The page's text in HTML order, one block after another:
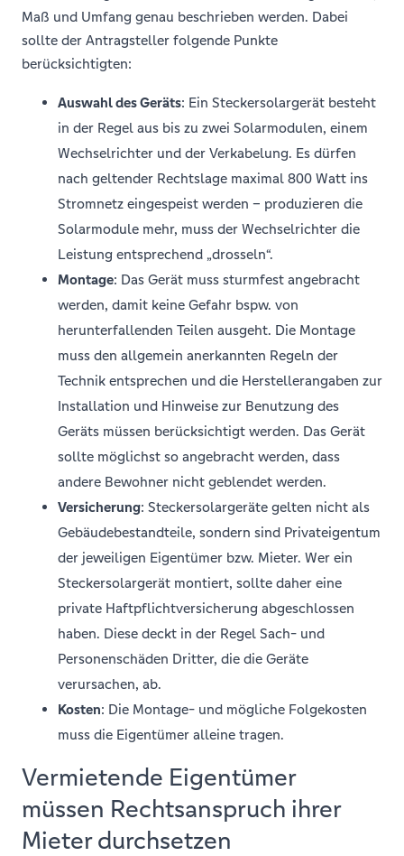
Maß und Umfang genau beschrieben werden. Dabei
sollte der Antragsteller folgende Punkte
berücksichtigten:
Auswahl des Geräts: Ein Steckersolargerät besteht
in der Regel aus bis zu zwei Solarmodulen, einem
Wechselrichter und der Verkabelung. Es dürfen
nach geltender Rechtslage maximal 800 Watt ins
Stromnetz eingespeist werden – produzieren die
Solarmodule mehr, muss der Wechselrichter die
Leistung entsprechend „drosseln“.
Montage: Das Gerät muss sturmfest angebracht
werden, damit keine Gefahr bspw. von
herunterfallenden Teilen ausgeht. Die Montage
muss den allgemein anerkannten Regeln der
Technik entsprechen und die Herstellerangaben zur
Installation und Hinweise zur Benutzung des
Geräts müssen berücksichtigt werden. Das Gerät
sollte möglichst so angebracht werden, dass
andere Bewohner nicht geblendet werden.
Versicherung: Steckersolargeräte gelten nicht als
Gebäudebestandteile, sondern sind Privateigentum
der jeweiligen Eigentümer bzw. Mieter. Wer ein
Steckersolargerät montiert, sollte daher eine
private Haftpflichtversicherung abgeschlossen
haben. Diese deckt in der Regel Sach- und
Personenschäden Dritter, die die Geräte
verursachen, ab.
Kosten: Die Montage- und mögliche Folgekosten
muss die Eigentümer alleine tragen.
Vermietende Eigentümer
müssen Rechtsanspruch ihrer
Mieter durchsetzen